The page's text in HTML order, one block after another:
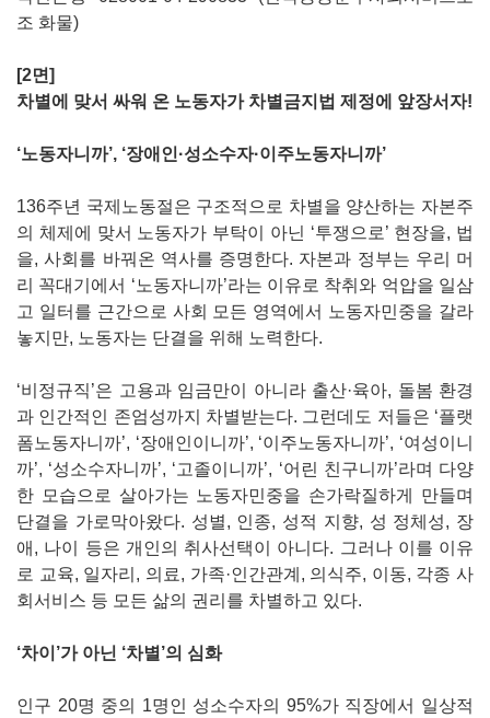
조 화물)
[2면]
차별에 맞서 싸워 온 노동자가 차별금지법 제정에 앞장서자!
‘노동자니까’, ‘장애인·성소수자·이주노동자니까’
136주년 국제노동절은 구조적으로 차별을 양산하는 자본주
의 체제에 맞서 노동자가 부탁이 아닌 ‘투쟁으로’ 현장을, 법
을, 사회를 바꿔온 역사를 증명한다. 자본과 정부는 우리 머
리 꼭대기에서 ‘노동자니까’라는 이유로 착취와 억압을 일삼
고 일터를 근간으로 사회 모든 영역에서 노동자민중을 갈라
놓지만, 노동자는 단결을 위해 노력한다.
‘비정규직’은 고용과 임금만이 아니라 출산·육아, 돌봄 환경
과 인간적인 존엄성까지 차별받는다. 그런데도 저들은 ‘플랫
폼노동자니까’, ‘장애인이니까’, ‘이주노동자니까’, ‘여성이니
까’, ‘성소수자니까’, ‘고졸이니까’, ‘어린 친구니까’라며 다양
한 모습으로 살아가는 노동자민중을 손가락질하게 만들며
단결을 가로막아왔다. 성별, 인종, 성적 지향, 성 정체성, 장
애, 나이 등은 개인의 취사선택이 아니다. 그러나 이를 이유
로 교육, 일자리, 의료, 가족·인간관계, 의식주, 이동, 각종 사
회서비스 등 모든 삶의 권리를 차별하고 있다.
‘차이’가 아닌 ‘차별’의 심화
인구 20명 중의 1명인 성소수자의 95%가 직장에서 일상적